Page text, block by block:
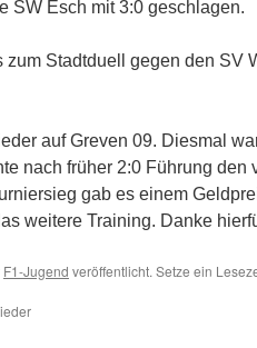
SW Esch mit 3:0 geschlagen.
zum Stadtduell gegen den SV
auf Greven 09. Diesmal
nach früher 2:0 Führung den
gab es einem
weitere Training. Danke
F1-Jugend veröffentlicht. Setze ein